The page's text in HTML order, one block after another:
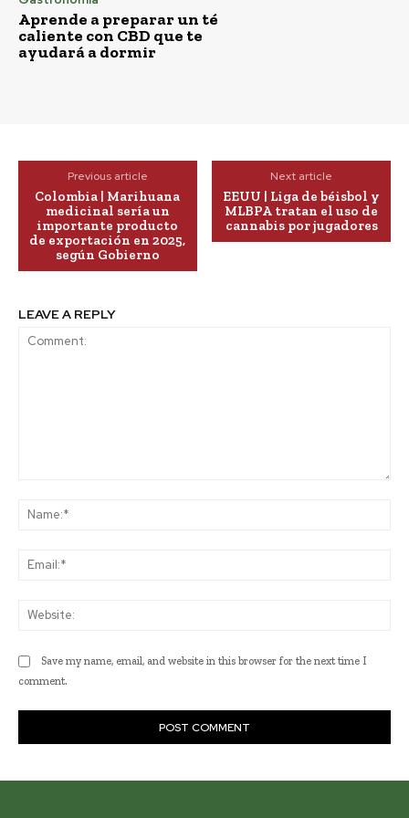
Aprende a preparar un té
caliente con CBD que te
ayudará a dormir
Previous article
Colombia | Marihuana
medicinal sería un
importante producto
de exportación en 2025,
según Gobierno
Next article
EEUU | Liga de béisbol y
MLBPA tratan el uso de
cannabis por jugadores
LEAVE A REPLY
Save my name, email, and website in this browser for the next time I
comment.